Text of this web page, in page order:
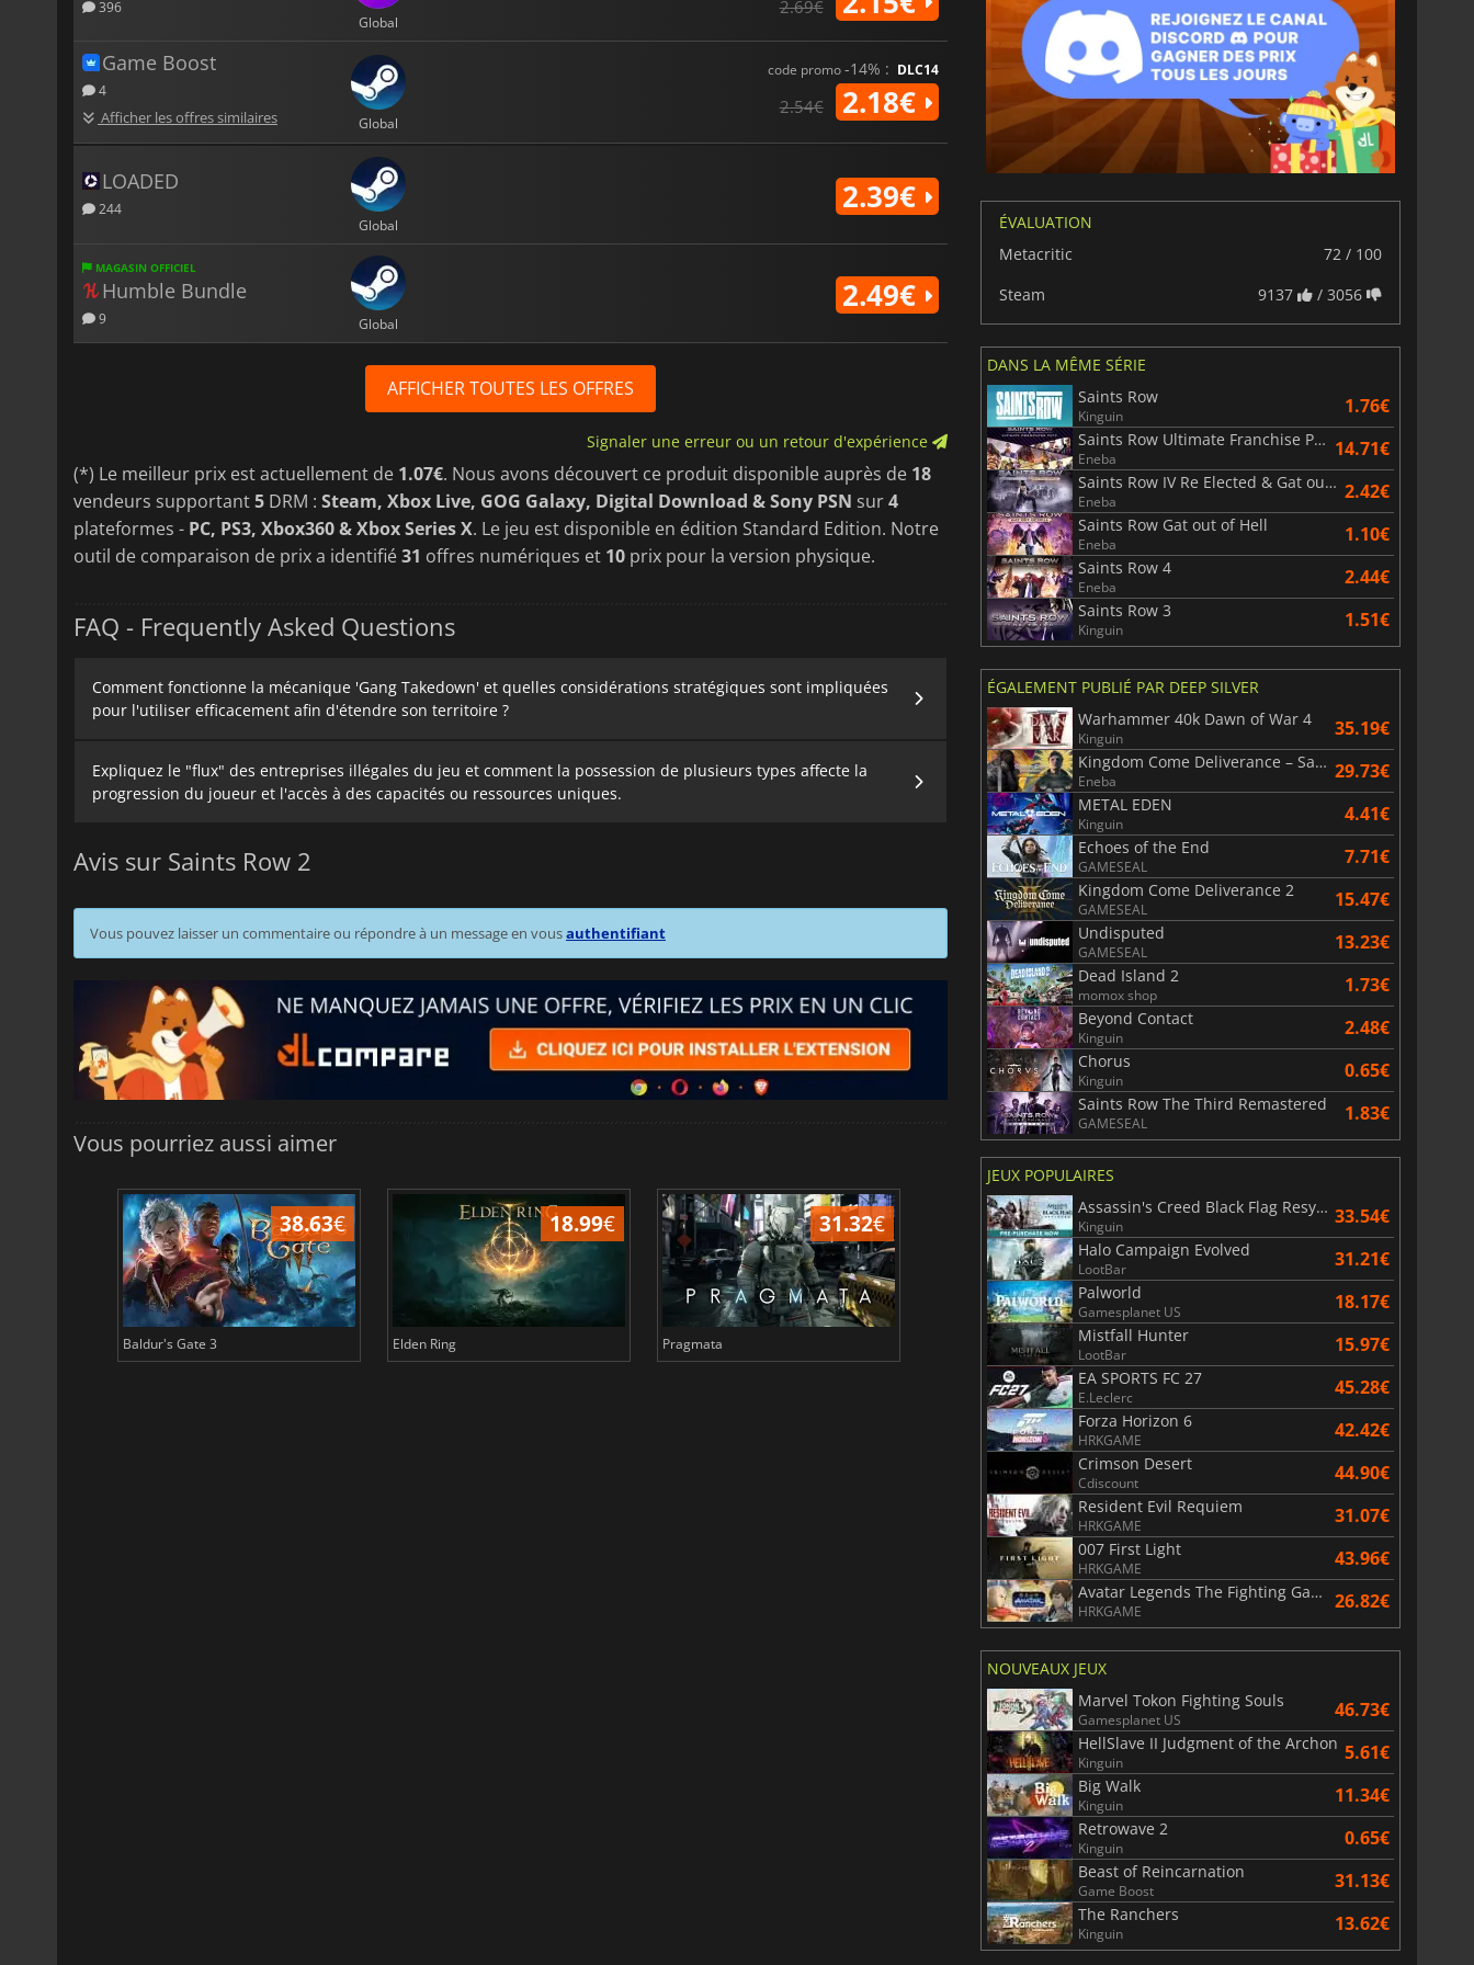
396
Global
2.69€
Game Boost
4
Afficher les offres similaires Global
code promo-14% : DLC14
2.54€ 2.18€
LOADED
244
Global
2.39€
MAGASIN OFFICIEL
Humble Bundle
9 Global
2.49€
AFFICHER TOUTES LES OFFRES
Signaler une erreur ou un retour d'expérience
(*) Le meilleur prix est actuellement de 1.07€. Nous avons découvert ce produit disponible auprès de 18
vendeurs supportant5 DRM : Steam, Xbox Live, GOG Galaxy, Digital Download & Sony PSN sur4
plateformes - PC, PS3, Xbox360 & Xbox Series X. Le jeu est disponible en édition Standard Edition. Notre
outil de comparaison de prix a identifié31 offres numériques et 10 prix pour la version physique.
FAQ - Frequently Asked Questions
Comment fonctionne la mécanique 'Gang Takedown' et quelles considérations stratégiques sont impliquées
pour l'utiliser efficacement afin d'étendre son territoire ?
Expliquez le "flux" des entreprises illégales du jeu et comment la possession de plusieurs types affecte la
progression du joueur et l'accès à des capacités ou ressources uniques.
Avis sur Saints Row 2
Vous pouvez laisser un commentaire ou répondre à un message en vousauthentifiant
Vous pourriez aussi aimer
38.63€
Baldur's Gate 3
18.99€
Elden Ring
31.32€
Pragmata
6.75
Total War WARHAMMER 3
15.48
ÉVALUATION
Metacritic
72 / 100
Steam
9137 / 3056
DANS LA MÊME SÉRIE
Saints Row
Kinguin 1.76€
Saints Row Ultimate Franchise Pack
Eneba 14.71€
Saints Row IV Re Elected & Gat out of Hell
Eneba 2.42€
Saints Row Gat out of Hell
Eneba 1.10€
Saints Row 4
Eneba 2.44€
Saints Row 3
Kinguin 1.51€
ÉGALEMENT PUBLIÉ PAR DEEP SILVER
Warhammer 40k Dawn of War 4
Kinguin 35.19€
Kingdom Come Deliverance – Saga Bundle
Eneba 29.73€
METAL EDEN
Kinguin 4.41€
Echoes of the End
GAMESEAL 7.71€
Kingdom Come Deliverance 2
GAMESEAL 15.47€
Undisputed
GAMESEAL 13.23€
Dead Island 2
momox shop 1.73€
Beyond Contact
Kinguin 2.48€
Chorus
Kinguin 0.65€
Saints Row The Third Remastered
GAMESEAL 1.83€
JEUX POPULAIRES
Assassin's Creed Black Flag Resynced
Kinguin 33.54€
Halo Campaign Evolved
LootBar 31.21€
Palworld
Gamesplanet US 18.17€
Mistfall Hunter
LootBar 15.97€
EA SPORTS FC 27
E.Leclerc 45.28€
Forza Horizon 6
HRKGAME 42.42€
Crimson Desert
Cdiscount 44.90€
Resident Evil Requiem
HRKGAME 31.07€
007 First Light
HRKGAME 43.96€
Avatar Legends The Fighting Game
HRKGAME 26.82€
NOUVEAUX JEUX
Marvel Tokon Fighting Souls
Gamesplanet US 46.73€
HellSlave II Judgment of the Archon
Kinguin 5.61€
Big Walk
Kinguin 11.34€
Retrowave 2
Kinguin 0.65€
Beast of Reincarnation
Game Boost 31.13€
The Ranchers
Kinguin 13.62€